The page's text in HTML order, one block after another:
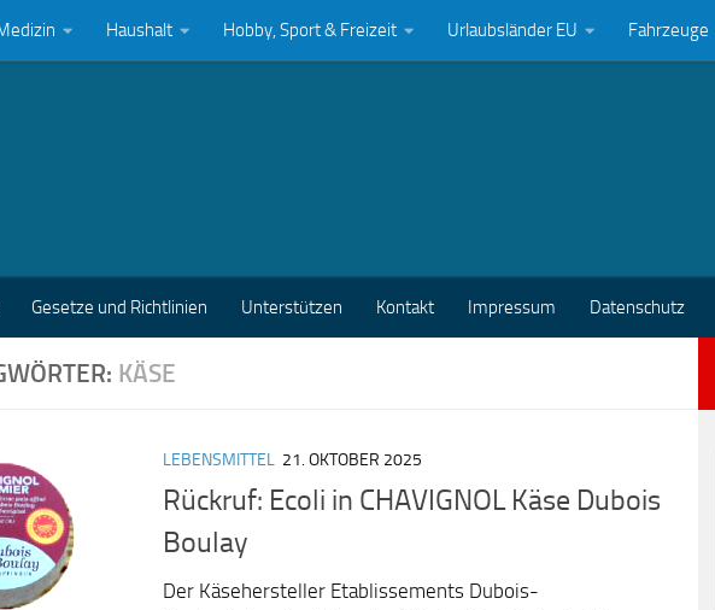
Haushalt Hobby, Sport & Freizeit Urlaubsländer EU Fahrzeuge
Gesetze und Richtlinien Unterstützen Kontakt Impressum Datenschutz
KÄSE
LEBENSMITTEL 21. OKTOBER 2025
Rückruf: Ecoli in CHAVIGNOL Käse Dubois
Boulay
Der Käsehersteller Etablissements Dubois-